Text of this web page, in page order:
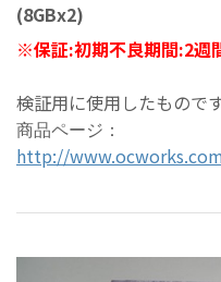
(8GBx2)
※保証:初期不良期間:2週
検証用に使用したものです
商品ページ：
http://